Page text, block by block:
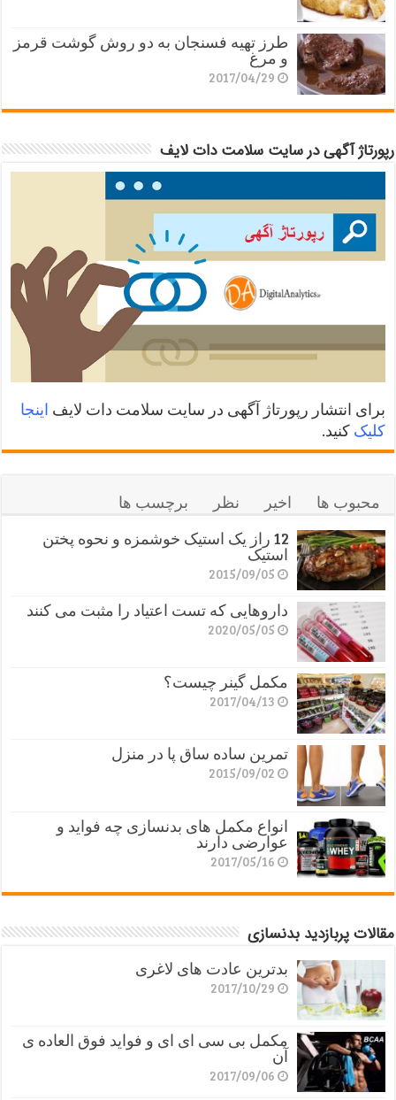
طرز تهیه فسنجان به دو روش گوشت قرمز
و مرغ
2017/04/29
رپورتاژ آگهی در سایت سلامت دات لایف
برای انتشار رپورتاژ آگهی در سایت سلامت دات لایف اینجا
کلیک کنید.
محبوب ها اخیر نظر
برچسب ها
12 راز یک استیک خوشمزه و نحوه پختن
استیک
2015/09/05
داروهایی که تست اعتیاد را مثبت می کنند
2020/05/05
مکمل گینر چیست؟
2017/04/13
تمرین ساده ساق پا در منزل
2015/09/02
انواع مکمل های بدنسازی چه فواید و
عوارضی دارند
2017/05/16
مقالات پربازدید بدنسازی
بدترین عادت های لاغری
2017/10/29
مکمل بی سی ای ای و فواید فوق العاده ی
آن
2017/09/06